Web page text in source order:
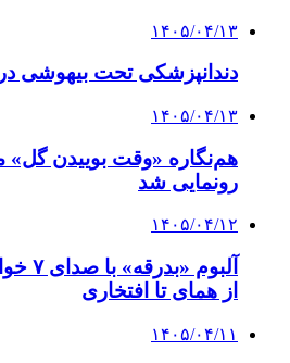
۱۴۰۵/۰۴/۱۳
دندانپزشکی تحت بیهوشی
۱۴۰۵/۰۴/۱۳
هم‌نگاره «وقت بوییدن گل»
رونمایی شد
۱۴۰۵/۰۴/۱۲
از همای تا افتخاری
۱۴۰۵/۰۴/۱۱